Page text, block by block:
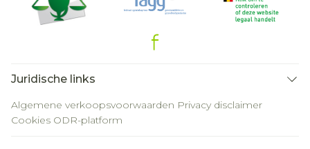
Juridische links
Algemene verkoopsvoorwaarden Privacy disclaimer
Cookies ODR-platform